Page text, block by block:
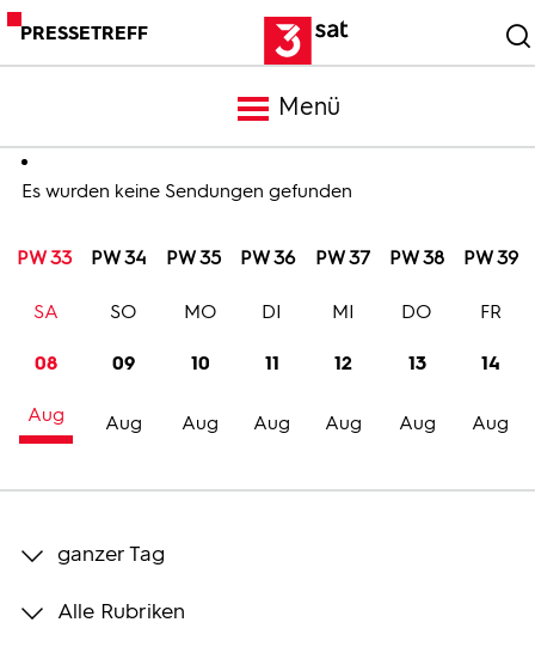
PRESSETREFF
Menü
Meldungen
Programm
Trailer
Bilder
Es wurden keine Sendungen gefunden
PW 33 PW 34 PW 35 PW 36 PW 37 PW 38 PW 39
08
Aug
SA
09
Aug
SO
10
Aug
MO
11
Aug
DI
12
Aug
MI
13
Aug
DO
14
Aug
FR
ganzer Tag
Alle Rubriken